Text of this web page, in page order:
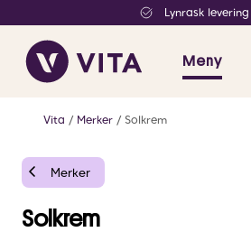
Lynrask levering
Meny
Vita Merker Solkrem
Merker
Solkrem